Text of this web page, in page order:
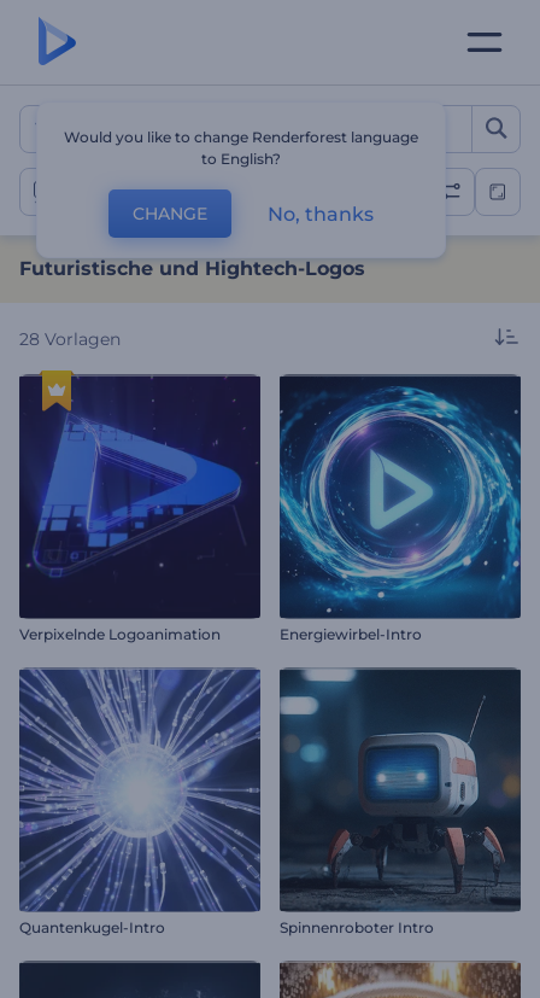
Futuristische und
Hochtechnologie Logo
Futuristische und Hightech-Logos
28 Vorlagen
Verpixelnde Logoanimation Energiewirbel-Intro
Quantenkugel-Intro Spinnenroboter Intro
Would you like to change Renderforest language
to English?
CHANGE No, thanks